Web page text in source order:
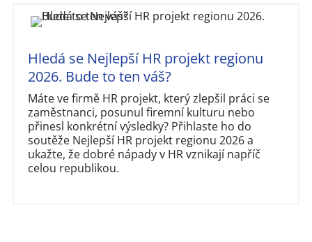
Hledá se Nejlepší HR projekt regionu
2026. Bude to ten váš?
Máte ve firmě HR projekt, který zlepšil práci se
zaměstnanci, posunul firemní kulturu nebo
přinesl konkrétní výsledky? Přihlaste ho do
soutěže Nejlepší HR projekt regionu 2026 a
ukažte, že dobré nápady v HR vznikají napříč
celou republikou.